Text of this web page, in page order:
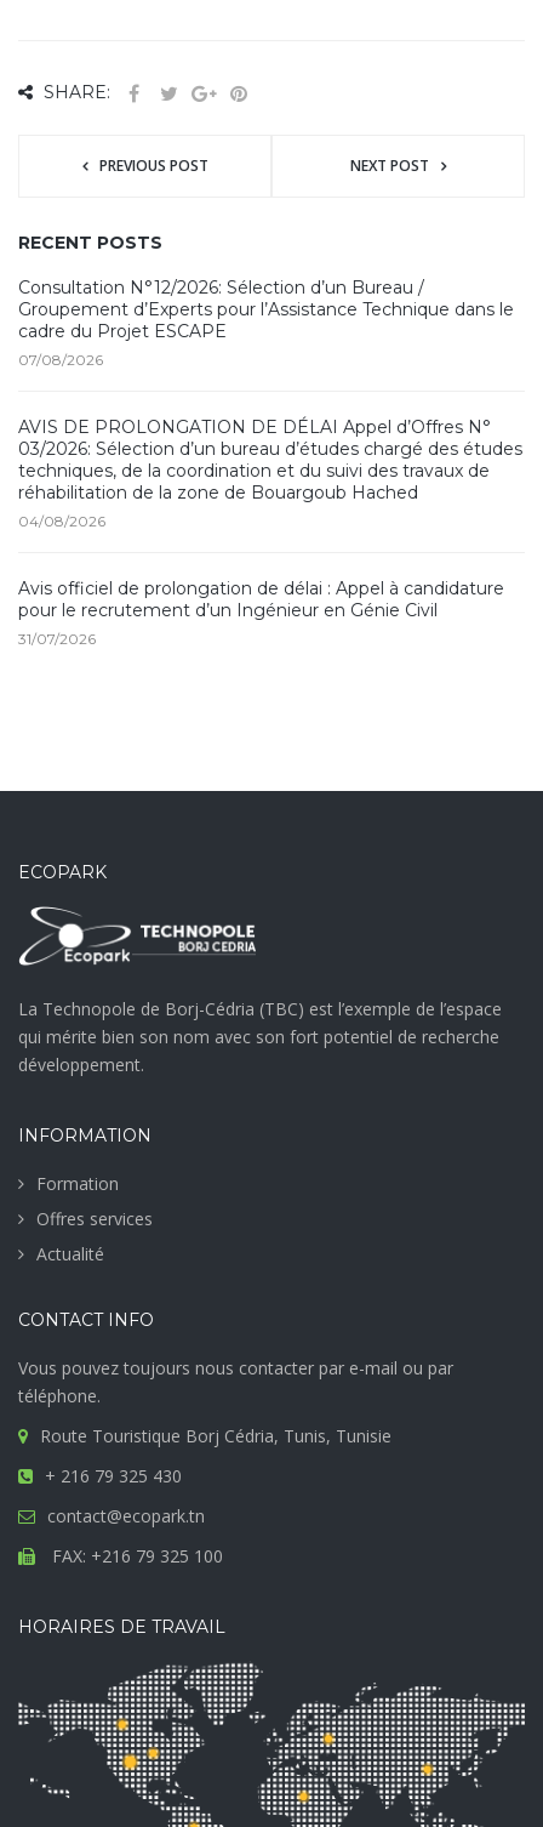
SHARE:
PREVIOUS POST NEXT POST
RECENT POSTS
Consultation N°12/2026: Sélection d’un Bureau /
Groupement d’Experts pour l’Assistance Technique dans le
cadre du Projet ESCAPE
07/08/2026
AVIS DE PROLONGATION DE DÉLAI Appel d’Offres N°
03/2026: Sélection d’un bureau d’études chargé des études
techniques, de la coordination et du suivi des travaux de
réhabilitation de la zone de Bouargoub Hached
04/08/2026
Avis officiel de prolongation de délai : Appel à candidature
pour le recrutement d’un Ingénieur en Génie Civil
31/07/2026
ECOPARK
La Technopole de Borj-Cédria (TBC) est l’exemple de l’espace
qui mérite bien son nom avec son fort potentiel de recherche
développement.
INFORMATION
Formation
Offres services
Actualité
CONTACT INFO
Vous pouvez toujours nous contacter par e-mail ou par
téléphone.
Route Touristique Borj Cédria, Tunis, Tunisie
+ 216 79 325 430
contact@ecopark.tn
FAX: +216 79 325 100
HORAIRES DE TRAVAIL